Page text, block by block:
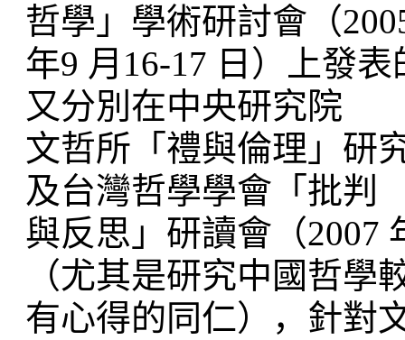
哲學」學術研討會（
年9 月16-17 日）上發
又分別在中央研究院
文哲所「禮與倫理」研
及台灣哲學學會「批判
與反思」研讀會（2007
（尤其是研究中國哲學
有心得的同仁），針對